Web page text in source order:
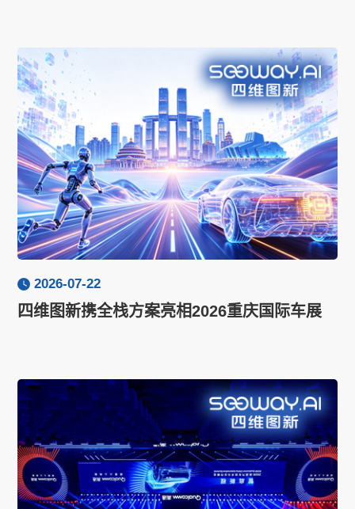
2026-07-22
四维图新携全栈方案亮相2026重庆国际车展